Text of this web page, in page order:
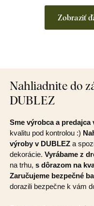
Zobraziť
Nahliadnite do
DUBLEZ
Sme výrobca a predajca
kvalitu pod kontrolou :)
výroby v DUBLEZ a
dekorácie. Vyrábame z
na trhu, s dôrazom na
Zaručujeme bezpečné
dorazili bezpečne k vám